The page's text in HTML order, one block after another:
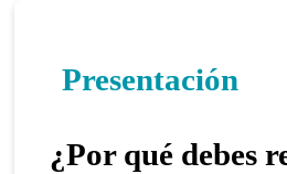
Presentación
¿Por qué debes